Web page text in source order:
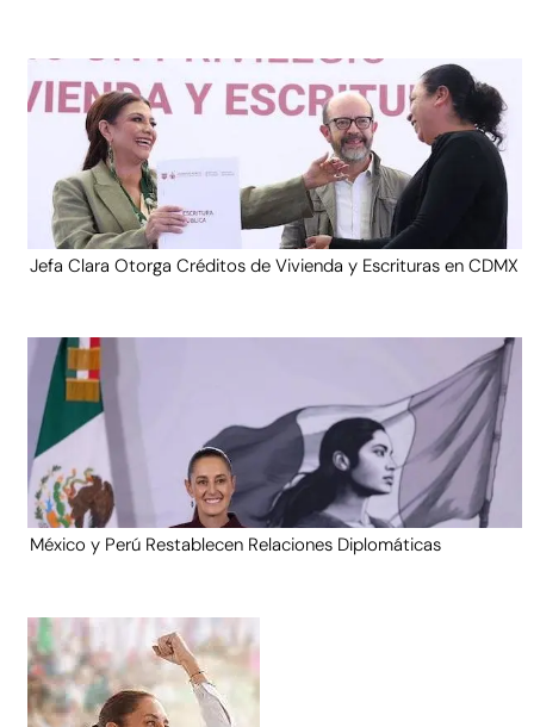
Jefa Clara Otorga Créditos de Vivienda y Escrituras en CDMX
México y Perú Restablecen Relaciones Diplomáticas